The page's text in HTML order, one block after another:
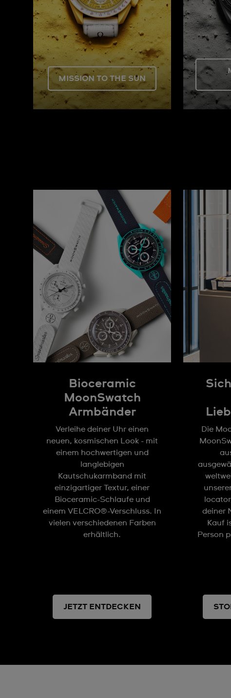
MISSION TO THE SUN
Bioceramic
MoonSwatch
Armbänder
Verleihe deiner Uhr einen
neuen, kosmischen Look - mit
einem hochwertigen und
langlebigen
Kautschukarmband mit
einzigartiger Textur, einer
Bioceramic-Schlaufe und
einem VELCRO®-Verschluss. In
vielen verschiedenen Farben
erhältlich.
JETZT ENTDECKEN
Die
deiner
Kauf
Person